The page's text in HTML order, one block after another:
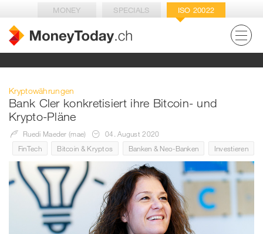
MONEY SPECIALS ISO 20022
Kryptowährungen
Bank Cler konkretisiert ihre Bitcoin- und
Krypto-Pläne
Ruedi Maeder (mae)
04. August 2020
FinTech
Bitcoin & Kryptos Banken & Neo-Banken Investieren